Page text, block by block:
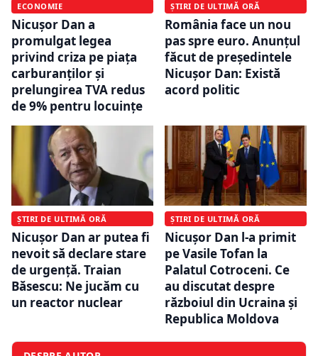
ECONOMIE
Nicușor Dan a
promulgat legea
privind criza pe piața
carburanților și
prelungirea TVA redus
de 9% pentru locuințe
ȘTIRI DE ULTIMĂ ORĂ
România face un nou
pas spre euro. Anunțul
făcut de președintele
Nicușor Dan: Există
acord politic
ȘTIRI DE ULTIMĂ ORĂ
Nicușor Dan ar putea fi
nevoit să declare stare
de urgență. Traian
Băsescu: Ne jucăm cu
un reactor nuclear
ȘTIRI DE ULTIMĂ ORĂ
Nicușor Dan l-a primit
pe Vasile Tofan la
Palatul Cotroceni. Ce
au discutat despre
războiul din Ucraina și
Republica Moldova